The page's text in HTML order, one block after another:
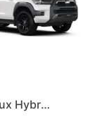
Toyota Hilux Hybrid 48V Legend